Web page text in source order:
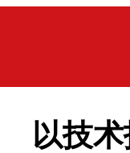
以技